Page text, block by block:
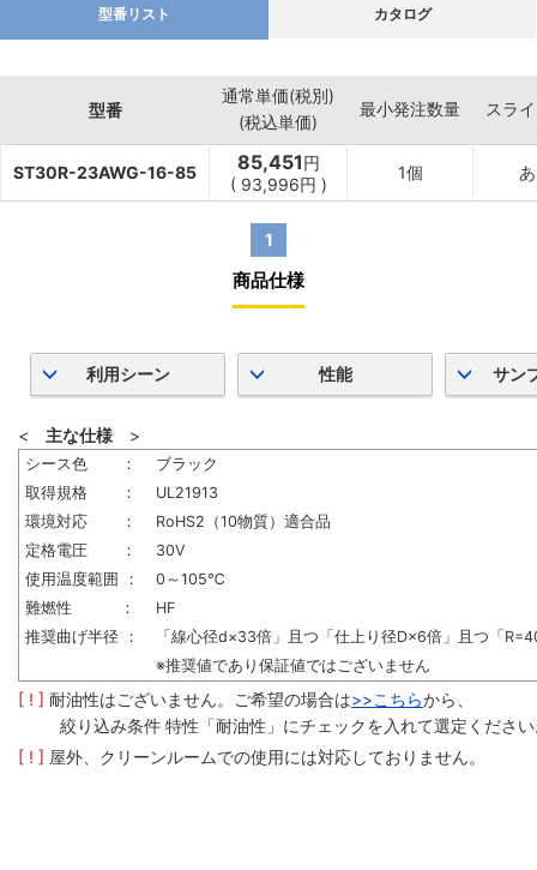
型番リスト カタログ
型番
通常単価(税別)
(税込単価)
最小発注数量 スラ
ST30R-23AWG-16-85 85,451円
( 93,996円 )
1個
1
商品仕様
利用シーン 性能 サン
< 主な仕様 >
シース色 ：
ブラック
取得規格 ：
UL21913
環境対応 ：
RoHS2（10物質）適合品
定格電圧 ：
30V
使用温度範囲 ：
0～105℃
難燃性 ：
HF
推奨曲げ半径 ：
「線心径d×33倍」且つ「仕上り径D×6倍」且つ「
※推奨値であり保証値ではございません
[ ! ] 耐油性はございません。ご希望の場合は>>こちらから、
絞り込み条件 特性「耐油性」にチェックを入れて選定くださ
[ ! ] 屋外、クリーンルームでの使用には対応しておりません。